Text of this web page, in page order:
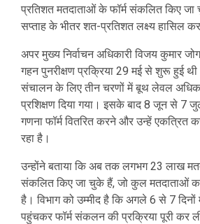
प्रतिशत मतदाताओं के फॉर्म संकलित किए
सप्ताह के भीतर शत-प्रतिशत लक्ष्य हासिल कर
अपर मुख्य निर्वाचन अधिकारी विजय कुमार
गहन पुनरीक्षण प्रक्रिया 29 मई से शुरू हुई
संचालन के लिए तीन चरणों में बूथ लेवल
प्रशिक्षण दिया गया। इसके बाद 8 जून से 7
गणना फॉर्म वितरित करने और उन्हें एकत्रित
रहा है।
उन्होंने बताया कि अब तक लगभग 23 लाख
संकलित किए जा चुके हैं, जो कुल मतदाताओं
है। विभाग को उम्मीद है कि अगले 6 से 7
पहुंचकर फॉर्म संकलन की प्रक्रिया पूरी कर